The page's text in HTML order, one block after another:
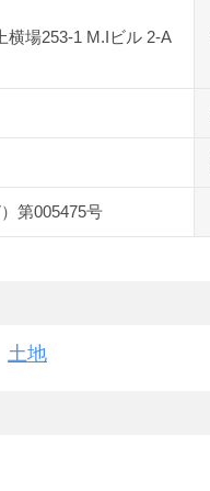
横場253-1 M.Iビル 2-A
第005475号
土地